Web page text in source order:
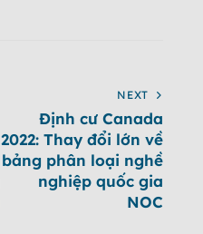
NEXT
Định cư Canada
2022: Thay đổi lớn về
bảng phân loại nghề
nghiệp quốc gia
NOC